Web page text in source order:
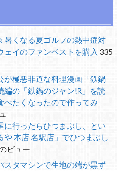
暑くなる夏ゴルフの熱中症対
ェイのファンベストを購入 335
が極悪非道な料理漫画「鉄鍋
編の「鉄鍋のジャン!R」を読
べたくなったので作ってみ
ー
に行ったらひつまぶし、とい
や 本店 名駅店」でひつまぶし
ビュー
スタマシンで生地の端が黒ず